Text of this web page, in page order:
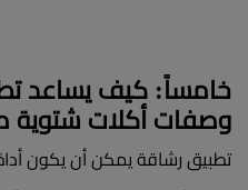
خامساً: كيف يساعد
وصفات أكلات شتوية
تطبيق رشاقة يمكن أن يكون